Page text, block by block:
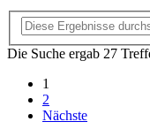
Die Suche ergab 27
1
2
Nächste